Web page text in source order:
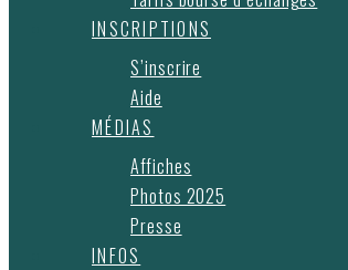
INSCRIPTIONS
S’inscrire
Aide
MÉDIAS
Affiches
Photos 2025
Presse
INFOS